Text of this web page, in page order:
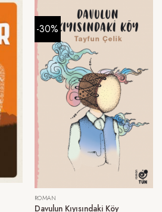
-30%
ROMAN
Davulun Kıyısındaki Köy